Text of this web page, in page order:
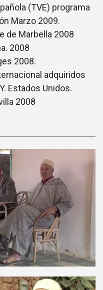
(TVE) programa
Marzo 2009.
de Marbella 2008
2008
2008.
adquiridos
Estados Unidos.
2008